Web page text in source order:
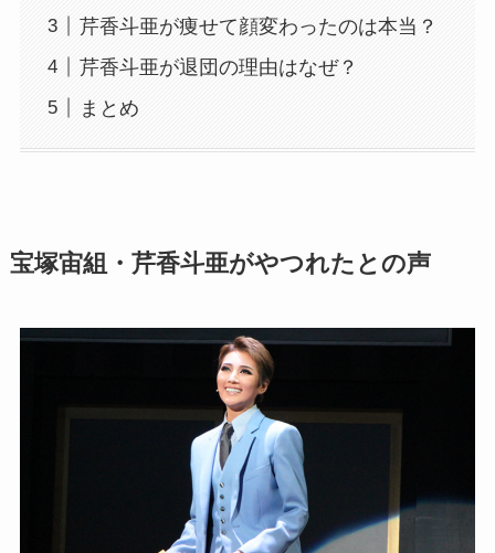
芹香斗亜が痩せて顔変わったのは本当？
芹香斗亜が退団の理由はなぜ？
まとめ
宝塚宙組・芹香斗亜がやつれたとの声